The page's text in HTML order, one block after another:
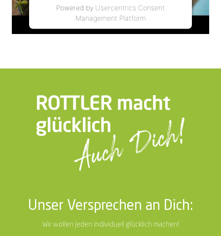
Powered by Usercentrics Consent
Management Platform
Unser Versprechen an Dich:
Wir wollen jeden individuell glücklich machen!